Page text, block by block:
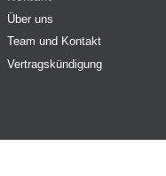
Über uns
Team und Kontakt
Vertragskündigung